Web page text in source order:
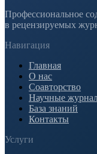
Профессиональное
в рецензируемых
Навигация
Главная
О нас
Соавторство
Научные
База знаний
Контакты
Услуги